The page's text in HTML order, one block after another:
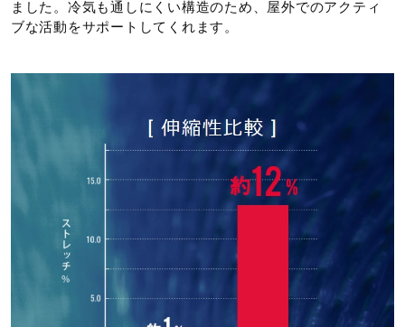
ました。冷気も通しにくい構造のため、屋外でのアクティ
ブな活動をサポートしてくれます。